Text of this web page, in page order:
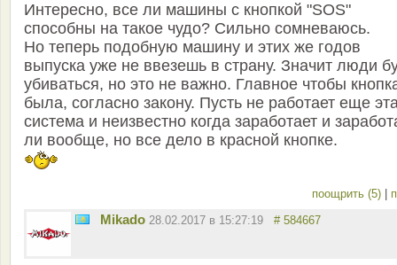
Интересно, все ли машины с кнопкой "SOS"
способны на такое чудо? Сильно сомневаюсь.
Но теперь подобную машину и этих же годов
выпуска уже не ввезешь в страну. Значит люди
убиваться, но это не важно. Главное чтобы
была, согласно закону. Пусть не работает еще
система и неизвестно когда заработает и
ли вообще, но все дело в красной кнопке.
поощрить (5)
Mikado 28.02.2017 в 15:27:19 # 584667